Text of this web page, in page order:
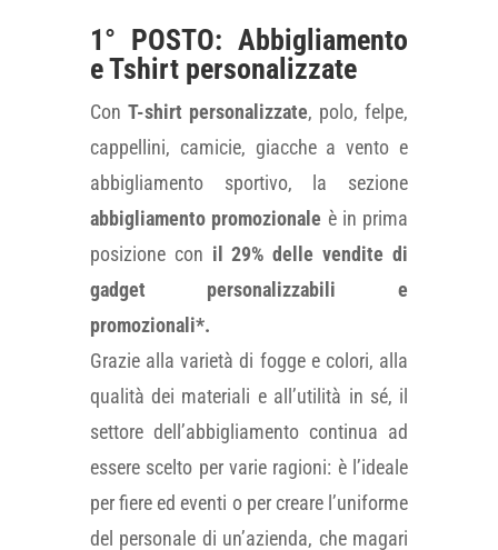
1° POSTO: Abbigliamento
e Tshirt personalizzate
Con T-shirt personalizzate, polo, felpe,
cappellini, camicie, giacche a vento e
abbigliamento sportivo, la sezione
abbigliamento promozionale è in prima
posizione con il 29% delle vendite di
gadget personalizzabili e
promozionali*.
Grazie alla varietà di fogge e colori, alla
qualità dei materiali e all’utilità in sé, il
settore dell’abbigliamento continua ad
essere scelto per varie ragioni: è l’ideale
per fiere ed eventi o per creare l’uniforme
del personale di un’azienda, che magari